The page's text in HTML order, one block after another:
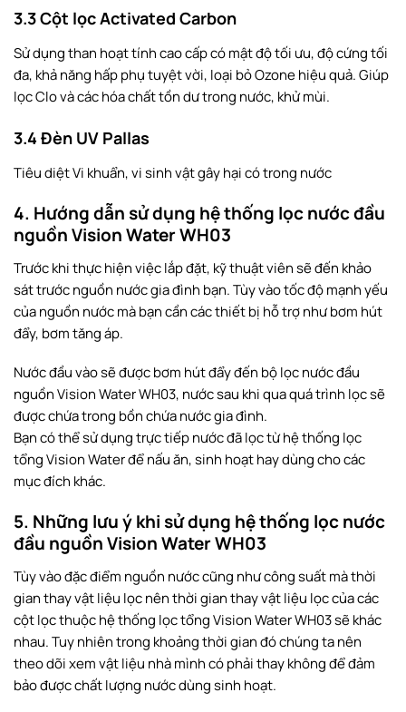
3.3 Cột lọc Activated Carbon
Sử dụng than hoạt tính cao cấp có mật độ tối ưu, độ cứng tối
đa, khả năng hấp phụ tuyệt vời, loại bỏ Ozone hiệu quả. Giúp
lọc Clo và các hóa chất tồn dư trong nước, khử mùi.
3.4 Đèn UV Pallas
Tiêu diệt Vi khuẩn, vi sinh vật gây hại có trong nước
4. Hướng dẫn sử dụng hệ thống lọc nước đầu
nguồn Vision Water WH03
Trước khi thực hiện việc lắp đặt, kỹ thuật viên sẽ đến khảo
sát trước nguồn nước gia đình bạn. Tùy vào tốc độ mạnh yếu
của nguồn nước mà bạn cần các thiết bị hỗ trợ như bơm hút
đẩy, bơm tăng áp.
Nước đầu vào sẽ được bơm hút đẩy đến bộ lọc nước đầu
nguồn Vision Water WH03, nước sau khi qua quá trình lọc sẽ
được chứa trong bồn chứa nước gia đình.
Bạn có thể sử dụng trực tiếp nước đã lọc từ hệ thống lọc
tổng Vision Water để nấu ăn, sinh hoạt hay dùng cho các
mục đích khác.
5. Những lưu ý khi sử dụng hệ thống lọc nước
đầu nguồn Vision Water WH03
Tùy vào đặc điểm nguồn nước cũng như công suất mà thời
gian thay vật liệu lọc nên thời gian thay vật liệu lọc của các
cột lọc thuộc hệ thống lọc tổng Vision Water WH03 sẽ khác
nhau. Tuy nhiên trong khoảng thời gian đó chúng ta nên
theo dõi xem vật liệu nhà mình có phải thay không để đảm
bảo được chất lượng nước dùng sinh hoạt.